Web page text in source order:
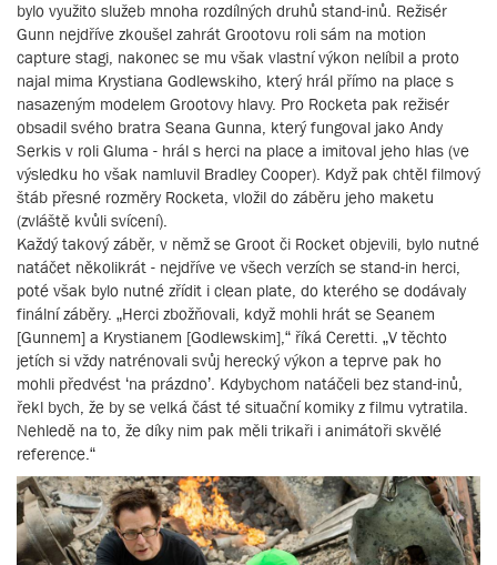
bylo využito služeb mnoha rozdílných druhů stand-inů. Režisér
Gunn nejdříve zkoušel zahrát Grootovu roli sám na motion
capture stagi, nakonec se mu však vlastní výkon nelíbil a proto
najal mima Krystiana Godlewskiho, který hrál přímo na place s
nasazeným modelem Grootovy hlavy. Pro Rocketa pak režisér
obsadil svého bratra Seana Gunna, který fungoval jako Andy
Serkis v roli Gluma - hrál s herci na place a imitoval jeho hlas (ve
výsledku ho však namluvil Bradley Cooper). Když pak chtěl filmový
štáb přesné rozměry Rocketa, vložil do záběru jeho maketu
(zvláště kvůli svícení).
Každý takový záběr, v němž se Groot či Rocket objevili, bylo nutné
natáčet několikrát - nejdříve ve všech verzích se stand-in herci,
poté však bylo nutné zřídit i clean plate, do kterého se dodávaly
finální záběry. „Herci zbožňovali, když mohli hrát se Seanem
[Gunnem] a Krystianem [Godlewskim],“ říká Ceretti. „V těchto
jetích si vždy natrénovali svůj herecký výkon a teprve pak ho
mohli předvést ‘na prázdno’. Kdybychom natáčeli bez stand-inů,
řekl bych, že by se velká část té situační komiky z filmu vytratila.
Nehledě na to, že díky nim pak měli trikaři i animátoři skvělé
reference.“